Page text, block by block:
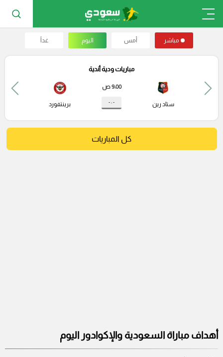
مباشر أمس اليوم غداً
مباريات ودية أندية
ستاد رين
9:00 ص
- : - برينتفورد
كل المباريات
أهداف مباراة السعودية والإكوادور اليوم